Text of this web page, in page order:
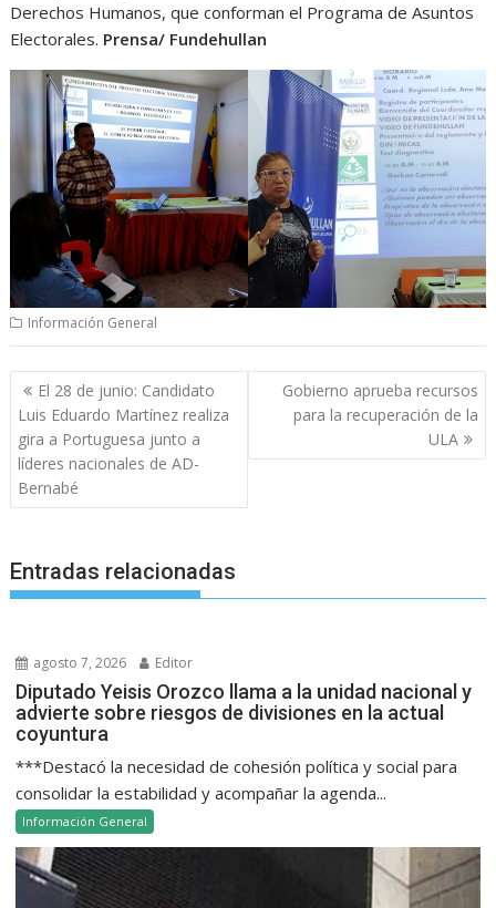
Derechos Humanos, que conforman el Programa de Asuntos
Electorales. Prensa/ Fundehullan
Información General
Navegación
de
entradas
El 28 de junio: Candidato
Luis Eduardo Martínez realiza
gira a Portuguesa junto a
líderes nacionales de AD-
Bernabé
Gobierno aprueba recursos
para la recuperación de la
ULA
Entradas relacionadas
agosto 7, 2026 Editor
Diputado Yeisis Orozco llama a la unidad nacional y
advierte sobre riesgos de divisiones en la actual
coyuntura
***Destacó la necesidad de cohesión política y social para
consolidar la estabilidad y acompañar la agenda...
Información General